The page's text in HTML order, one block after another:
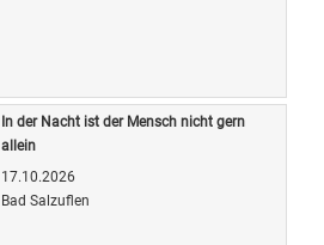
In der Nacht ist der Mensch nicht gern
allein
17.10.2026
Bad Salzuflen